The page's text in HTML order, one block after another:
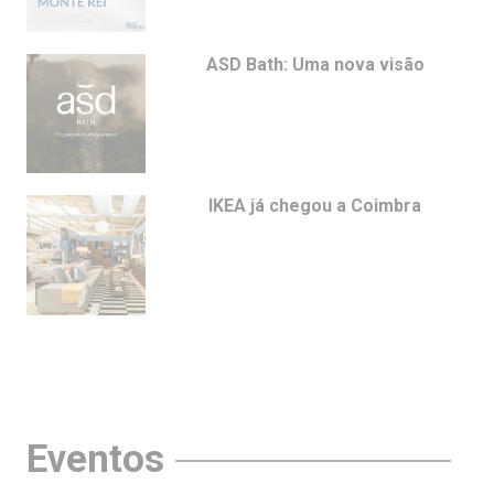
ASD Bath: Uma nova visão
IKEA já chegou a Coimbra
Eventos